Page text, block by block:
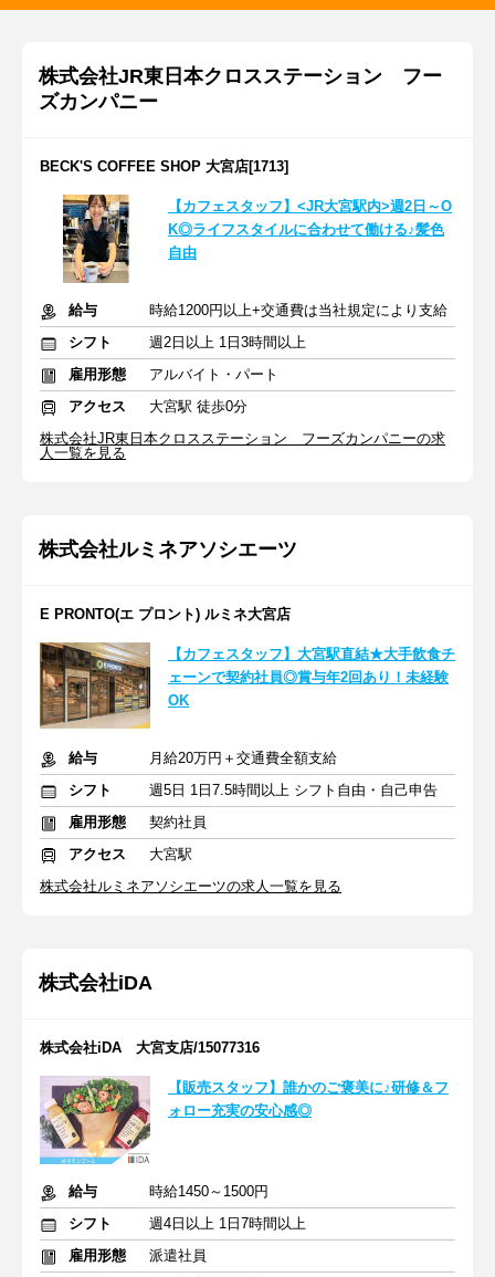
株式会社JR東日本クロスステーション フー
ズカンパニー
BECK'S COFFEE SHOP 大宮店[1713]
【カフェスタッフ】<JR大宮駅内>週2日～O
K◎ライフスタイルに合わせて働ける♪髪色
自由
給与
時給1200円以上+交通費は当社規定により支給
シフト
週2日以上 1日3時間以上
雇用形態
アルバイト・パート
アクセス
大宮駅 徒歩0分
株式会社JR東日本クロスステーション フーズカンパニーの求
人一覧を見る
株式会社ルミネアソシエーツ
E PRONTO(エ プロント) ルミネ大宮店
【カフェスタッフ】大宮駅直結★大手飲食チ
ェーンで契約社員◎賞与年2回あり！未経験
OK
給与
月給20万円＋交通費全額支給
シフト
週5日 1日7.5時間以上 シフト自由・自己申告
雇用形態
契約社員
アクセス
大宮駅
株式会社ルミネアソシエーツの求人一覧を見る
株式会社iDA
株式会社iDA 大宮支店/15077316
【販売スタッフ】誰かのご褒美に♪研修＆フ
ォロー充実の安心感◎
給与
時給1450～1500円
シフト
週4日以上 1日7時間以上
雇用形態
派遣社員